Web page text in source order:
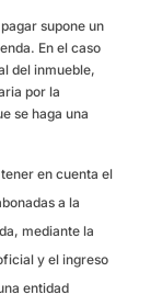
supone un
En el caso
del inmueble,
por la
se haga una
en cuenta el
a la
mediante la
y el ingreso
entidad